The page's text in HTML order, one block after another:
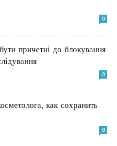
0
причетні до блокування
0
как сохранить
0